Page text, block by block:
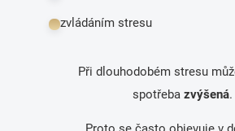
zvládáním stresu
Při dlouhodobém stresu
spotřeba zvýšená.